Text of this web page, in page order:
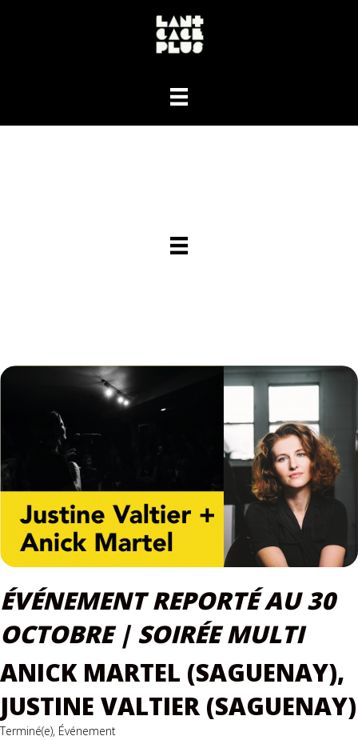
ÉVÉNEMENT REPORTÉ AU 30
OCTOBRE | SOIRÉE MULTI
ANICK MARTEL (SAGUENAY),
JUSTINE VALTIER (SAGUENAY)
Terminé(e), Événement